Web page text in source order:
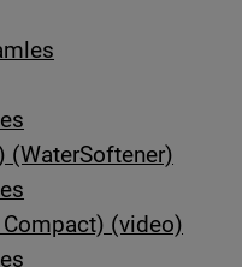
(video)